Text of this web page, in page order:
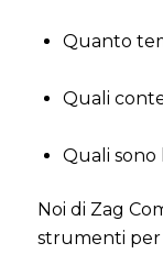
Quanto
Quali
Quali
Noi di Zag
strumenti per